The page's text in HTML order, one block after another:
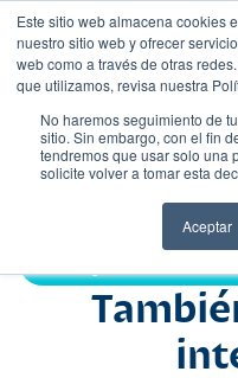
Este sitio web almacena cookies
nuestro sitio web y ofrecer
web como a través de otras
que utilizamos, revisa nuestra
No haremos seguimiento de
sitio. Sin embargo, con el fin
tendremos que usar solo una
solicite volver a tomar esta
Aceptar
Nombre